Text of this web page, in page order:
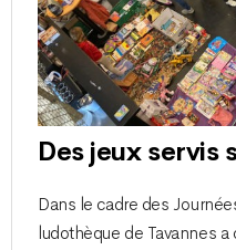
Des jeux servis
Dans le cadre des
ludothèque de Tavannes